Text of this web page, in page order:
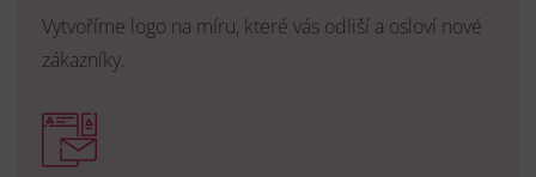
Vytvoříme logo na míru, které vás odliší a osloví nové
zákazníky.